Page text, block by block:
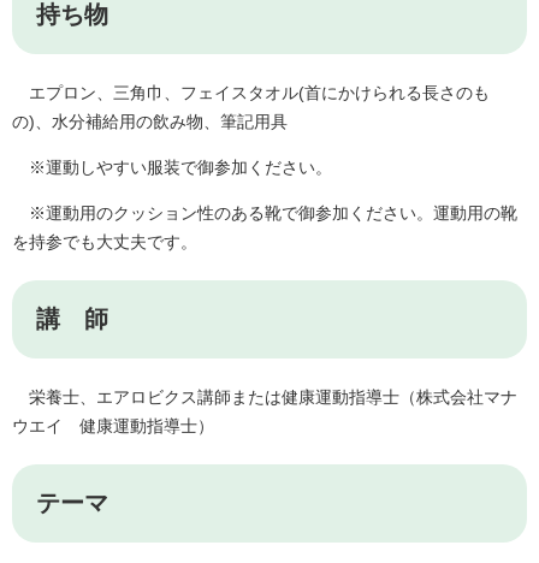
持ち物
エプロン、三角巾、フェイスタオル(首にかけられる長さのも
の)、水分補給用の飲み物、筆記用具
※運動しやすい服装で御参加ください。
※運動用のクッション性のある靴で御参加ください。運動用の靴
を持参でも大丈夫です。
講 師
栄養士、エアロビクス講師または健康運動指導士（株式会社マナ
ウエイ 健康運動指導士）
テーマ